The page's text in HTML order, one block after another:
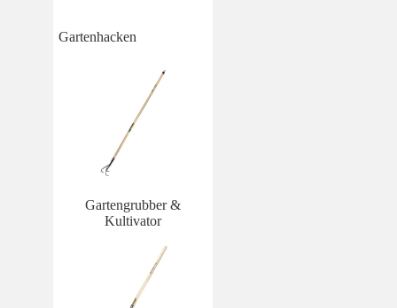
Gartenhacken
Gartengrubber &
Kultivator